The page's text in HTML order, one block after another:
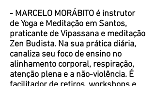
- MARCELO MORÁBITO é instrutor
de Yoga e Meditação em Santos,
praticante de Vipassana e meditação
Zen Budista. Na sua prática diária,
canaliza seu foco de ensino no
alinhamento corporal, respiração,
atenção plena e a não-violência. É